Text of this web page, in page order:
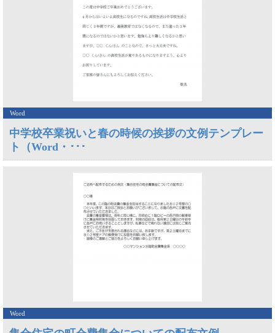
Word
中学校卒業祝いと春の時候の挨拶の文例テンプレー
ト（Word・･･･
Word